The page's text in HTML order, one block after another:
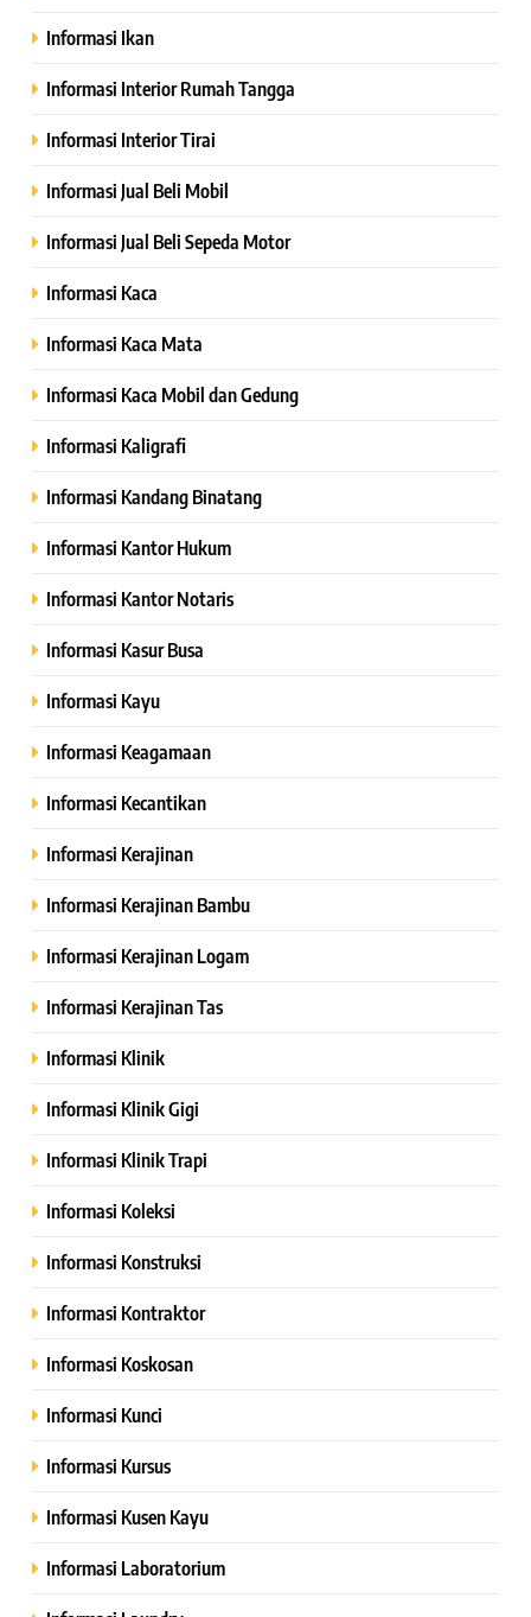
Informasi Ikan
Informasi Interior Rumah Tangga
Informasi Interior Tirai
Informasi Jual Beli Mobil
Informasi Jual Beli Sepeda Motor
Informasi Kaca
Informasi Kaca Mata
Informasi Kaca Mobil dan Gedung
Informasi Kaligrafi
Informasi Kandang Binatang
Informasi Kantor Hukum
Informasi Kantor Notaris
Informasi Kasur Busa
Informasi Kayu
Informasi Keagamaan
Informasi Kecantikan
Informasi Kerajinan
Informasi Kerajinan Bambu
Informasi Kerajinan Logam
Informasi Kerajinan Tas
Informasi Klinik
Informasi Klinik Gigi
Informasi Klinik Trapi
Informasi Koleksi
Informasi Konstruksi
Informasi Kontraktor
Informasi Koskosan
Informasi Kunci
Informasi Kursus
Informasi Kusen Kayu
Informasi Laboratorium